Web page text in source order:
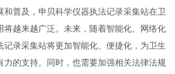
和普及，申贝科学仪器执法记录采集站在卫
将越来越广泛。未来，随着智能化、网络化
记录采集站将更加智能化、便捷化，为卫生
力的支持。同时，也需要加强相关法律法规